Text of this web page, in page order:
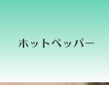
ホットペッパー